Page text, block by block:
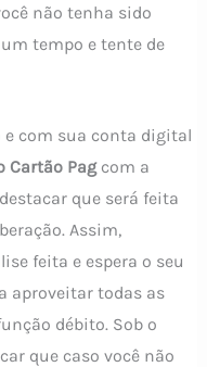
não tenha sido
tempo e tente de
e com sua conta digital
Cartão Pag com a
que será feita
Assim,
feita e espera o seu
aproveitar todas as
débito. Sob o
que caso você não